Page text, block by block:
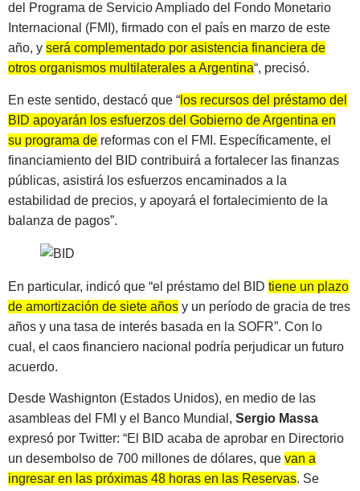
del Programa de Servicio Ampliado del Fondo Monetario
Internacional (FMI), firmado con el país en marzo de este
año, y será complementado por asistencia financiera de
otros organismos multilaterales a Argentina“, precisó.
En este sentido, destacó que “ los recursos del préstamo del
BID apoyarán los esfuerzos del Gobierno de Argentina en
su programa de reformas con el FMI . Específicamente, el
financiamiento del BID contribuirá a fortalecer las finanzas
públicas, asistirá los esfuerzos encaminados a la
estabilidad de precios, y apoyará el fortalecimiento de la
balanza de pagos”.
En particular, indicó que “el préstamo del BID tiene un plazo
de amortización de siete años y un período de gracia de tres
años y una tasa de interés basada en la SOFR”. Con lo
cual, el caos financiero nacional podría perjudicar un futuro
acuerdo.
Desde Washignton (Estados Unidos), en medio de las
asambleas del FMI y el Banco Mundial, Sergio Massa
expresó por Twitter: “El BID acaba de aprobar en Directorio
un desembolso de 700 millones de dólares, que van a
ingresar en las próximas 48 horas en las Reservas. Se